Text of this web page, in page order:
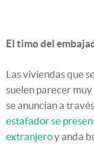
El timo del
Las viviendas que
suelen parecer muy
se anuncian a
estafador se
extranjeroy anda